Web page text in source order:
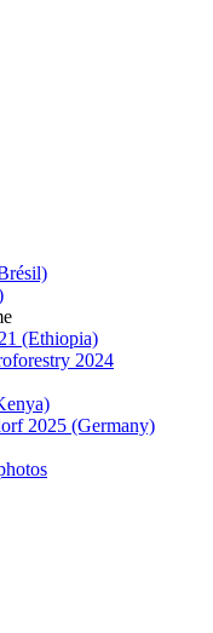
(Ethiopia)
2024
2025 (Germany)